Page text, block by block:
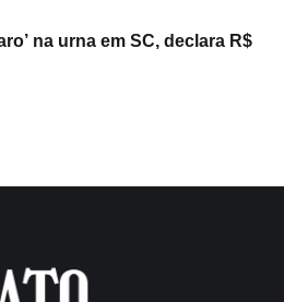
na urna em SC, declara R$